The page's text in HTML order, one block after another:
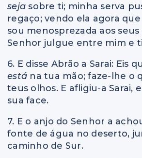
sejasobre ti; minha serva
regaço; vendo ela agora
sou menosprezada aos seus
Senhor julgue entre mim e
6. E disse Abrão a Sarai: Eis
está na tua mão; faze-lhe o
teus olhos. E afligiu-a Sarai,
sua face.
7. E o anjo do Senhor a
fonte de água no deserto,
caminho de Sur.